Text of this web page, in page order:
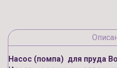
Насос (помпа) для пруда